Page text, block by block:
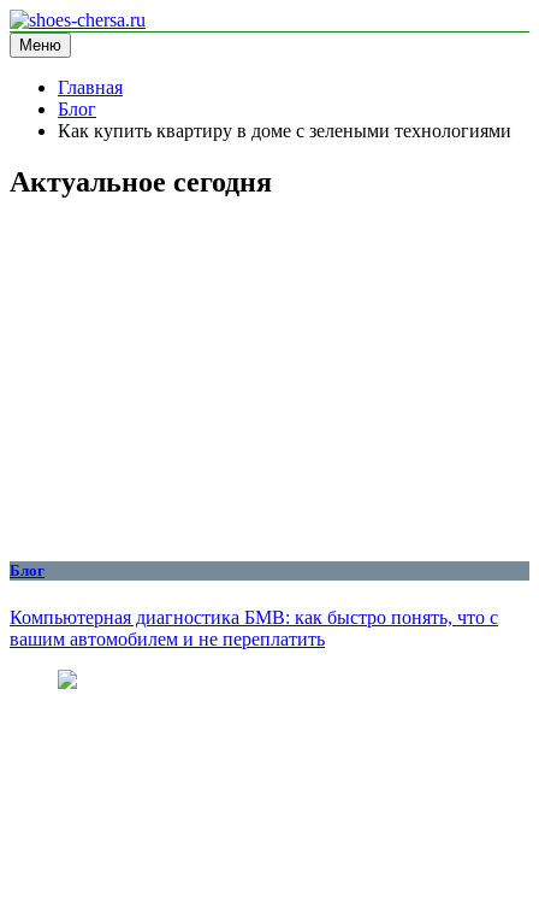
Перейти
к
содержимому
shoes-chersa.ru
информационный сайт
Меню
Главная
Блог
Как купить квартиру в доме с зелеными технологиями
Актуальное сегодня
Блог
Компьютерная диагностика БМВ: как быстро понять, что с
вашим автомобилем и не переплатить